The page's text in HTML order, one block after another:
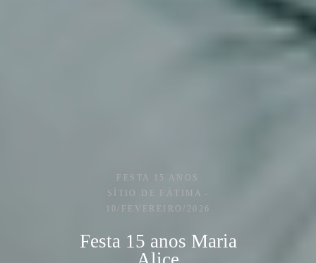
FESTA 15 ANOS
SÍTIO DE FÁTIMA
10/FEVEREIRO/2026
Festa 15 anos Maria